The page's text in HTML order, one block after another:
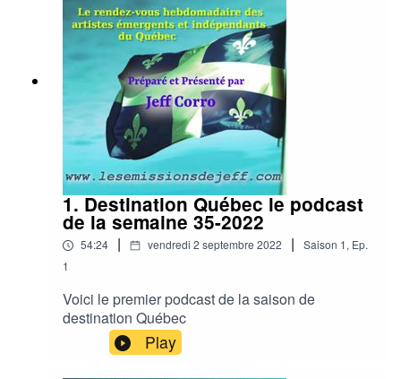
1. Destination Québec le podcast
de la semaine 35-2022
54:24 | vendredi 2 septembre 2022 | Saison 1, Ep.
1
Voici le premier podcast de la saison de
destination Québec
Play